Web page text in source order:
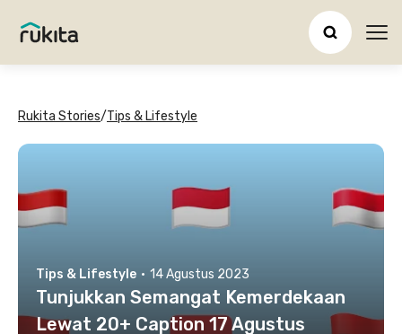
Rukita Stories/Tips & Lifestyle
Tips & Lifestyle · 14 Agustus 2023
Tunjukkan Semangat Kemerdekaan
Lewat 20+ Caption 17 Agustus